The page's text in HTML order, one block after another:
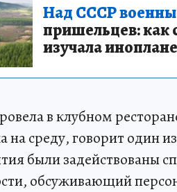
Над СССР
пришельцев: как
изучала
в клубном
на среду, говорит один
были задействованы
обсуживающий